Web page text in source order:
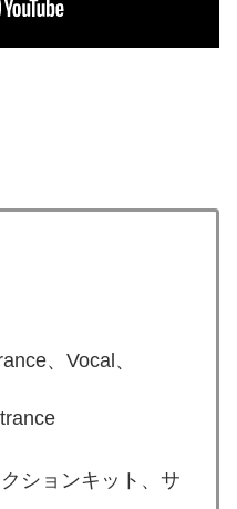
、Vocal、
ションキット、サ